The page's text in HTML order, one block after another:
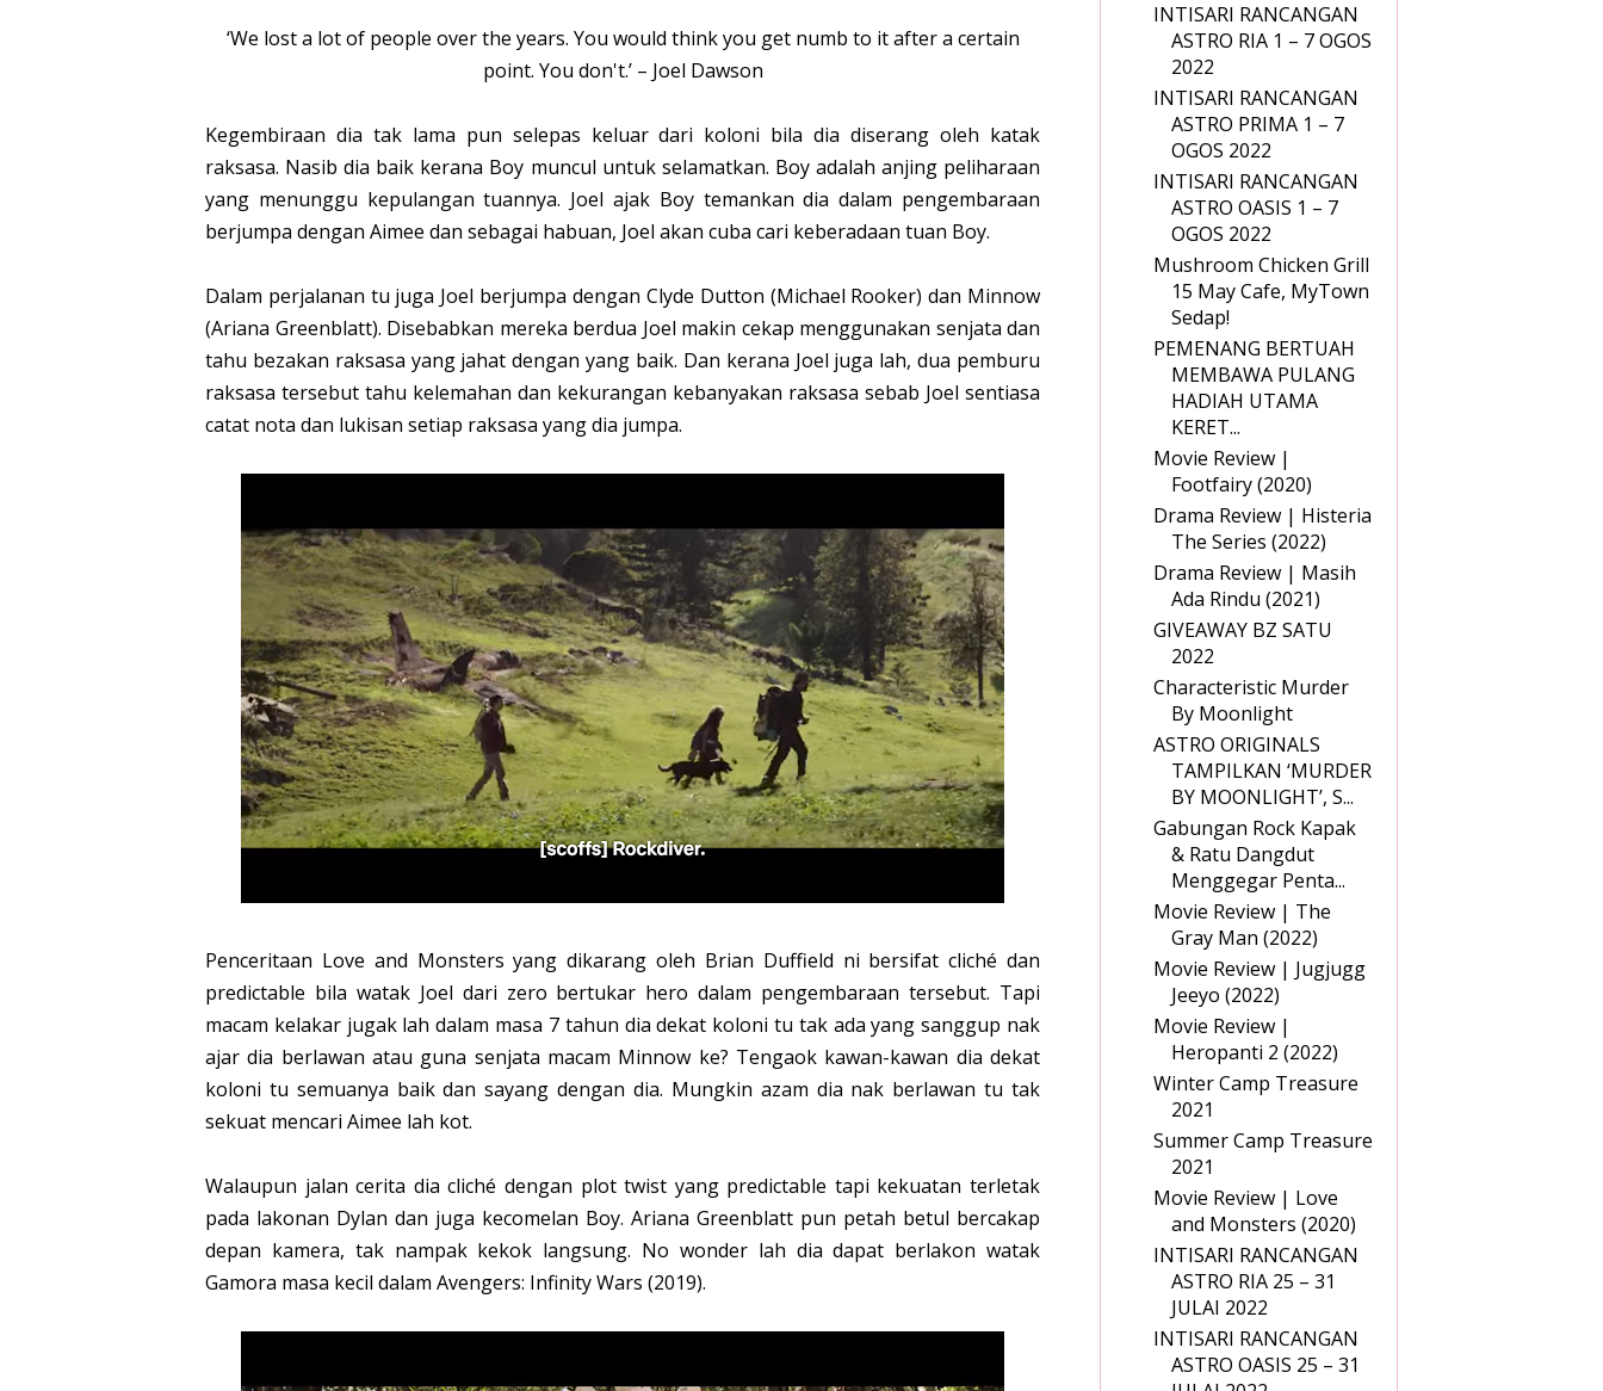
‘We lost a lot of people over the years. You would think you get numb to it after a certain
point. You don't.’ – Joel Dawson
Kegembiraan dia tak lama pun selepas keluar dari koloni bila dia diserang oleh katak
raksasa. Nasib dia baik kerana Boy muncul untuk selamatkan. Boy adalah anjing peliharaan
yang menunggu kepulangan tuannya. Joel ajak Boy temankan dia dalam pengembaraan
berjumpa dengan Aimee dan sebagai habuan, Joel akan cuba cari keberadaan tuan Boy.
Dalam perjalanan tu juga Joel berjumpa dengan Clyde Dutton (Michael Rooker) dan Minnow
(Ariana Greenblatt). Disebabkan mereka berdua Joel makin cekap menggunakan senjata dan
tahu bezakan raksasa yang jahat dengan yang baik. Dan kerana Joel juga lah, dua pemburu
raksasa tersebut tahu kelemahan dan kekurangan kebanyakan raksasa sebab Joel sentiasa
catat nota dan lukisan setiap raksasa yang dia jumpa.
Penceritaan Love and Monsters yang dikarang oleh Brian Duffield ni bersifat cliché dan
predictable bila watak Joel dari zero bertukar hero dalam pengembaraan tersebut. Tapi
macam kelakar jugak lah dalam masa 7 tahun dia dekat koloni tu tak ada yang sanggup nak
ajar dia berlawan atau guna senjata macam Minnow ke? Tengaok kawan-kawan dia dekat
koloni tu semuanya baik dan sayang dengan dia. Mungkin azam dia nak berlawan tu tak
sekuat mencari Aimee lah kot.
Walaupun jalan cerita dia cliché dengan plot twist yang predictable tapi kekuatan terletak
pada lakonan Dylan dan juga kecomelan Boy. Ariana Greenblatt pun petah betul bercakap
depan kamera, tak nampak kekok langsung. No wonder lah dia dapat berlakon watak
Gamora masa kecil dalam Avengers: Infinity Wars (2019).
INTISARI RANCANGAN
ASTRO RIA 1 – 7 OGOS
2022
INTISARI RANCANGAN
ASTRO PRIMA 1 – 7
OGOS 2022
INTISARI RANCANGAN
ASTRO OASIS 1 – 7
OGOS 2022
Mushroom Chicken Grill
15 May Cafe, MyTown
Sedap!
PEMENANG BERTUAH
MEMBAWA PULANG
HADIAH UTAMA
KERET...
Movie Review |
Footfairy (2020)
Drama Review | Histeria
The Series (2022)
Drama Review | Masih
Ada Rindu (2021)
GIVEAWAY BZ SATU
2022
Characteristic Murder
By Moonlight
ASTRO ORIGINALS
TAMPILKAN ‘MURDER
BY MOONLIGHT’, S...
Gabungan Rock Kapak
& Ratu Dangdut
Menggegar Penta...
Movie Review | The
Gray Man (2022)
Movie Review | Jugjugg
Jeeyo (2022)
Movie Review |
Heropanti 2 (2022)
Winter Camp Treasure
2021
Summer Camp Treasure
2021
Movie Review | Love
and Monsters (2020)
INTISARI RANCANGAN
ASTRO RIA 25 – 31
JULAI 2022
INTISARI RANCANGAN
ASTRO OASIS 25 – 31